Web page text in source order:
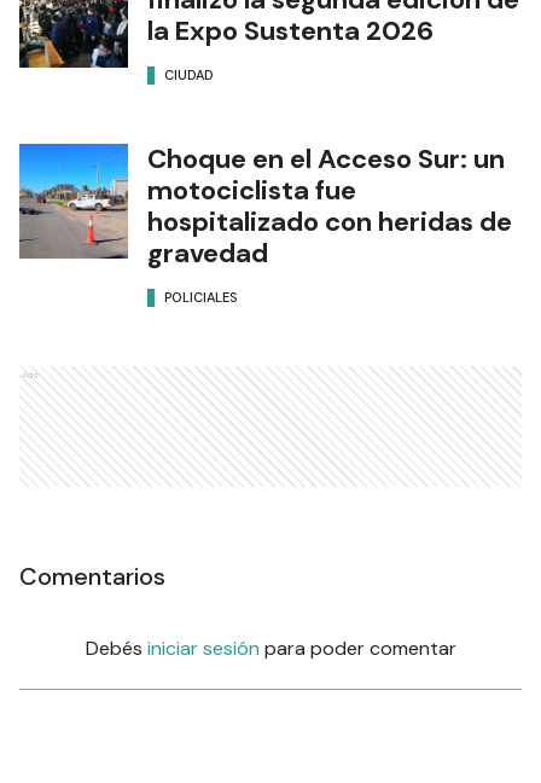
la Expo Sustenta 2026
CIUDAD
Choque en el Acceso Sur: un
motociclista fue
hospitalizado con heridas de
gravedad
POLICIALES
Ads
Comentarios
Debés iniciar sesión para poder comentar